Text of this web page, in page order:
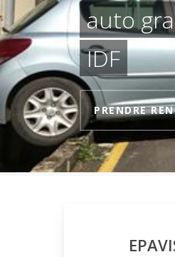
auto
IDF